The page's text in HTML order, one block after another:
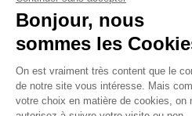
Un bon taux de
clients sont satisfaits et
acheter régulièrement. À
fidélisation bas peut
au niveau de
du service après-vente
l’offre commerciale.